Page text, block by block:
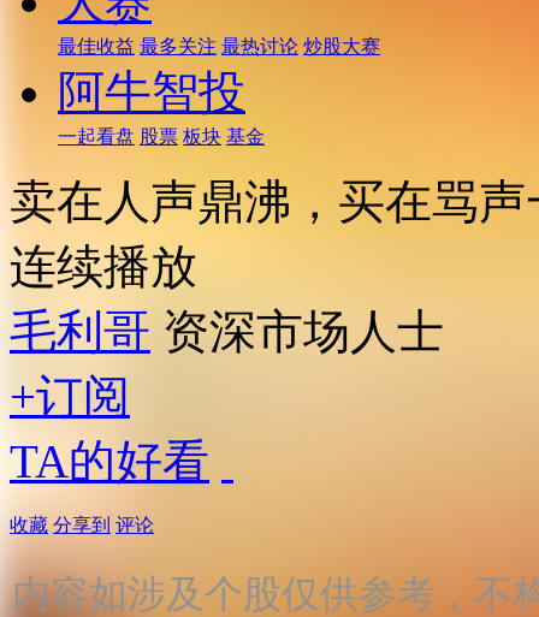
最佳收益 最多关注 最热讨论 炒股大赛
阿牛智投
一起看盘 股票 板块 基金
卖在人声鼎沸，买在骂声
连续播放
毛利哥 资深市场人士
+订阅
TA的好看
收藏 分享到 评论
内容如涉及个股仅供参考，不